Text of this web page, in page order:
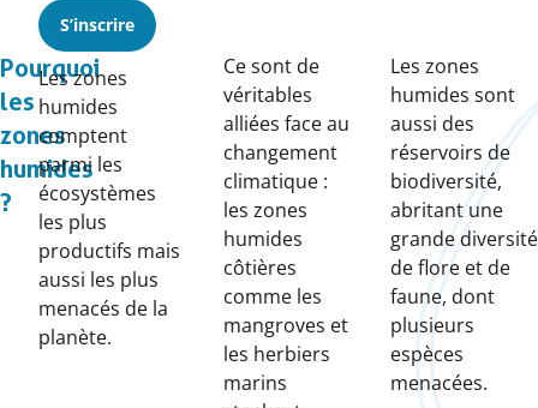
S’inscrire
Pourquoi
les
zones
humides
?
Les zones
humides
comptent
parmi les
écosystèmes
les plus
productifs mais
aussi les plus
menacés de la
planète.
Ce sont de
véritables
alliées face au
changement
climatique :
les zones
humides
côtières
comme les
mangroves et
les herbiers
marins
Les zones
humides sont
aussi des
réservoirs de
biodiversité,
abritant une
grande diversité
de flore et de
faune, dont
plusieurs
espèces
menacées.